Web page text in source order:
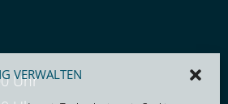
VERWALTEN
Uhr